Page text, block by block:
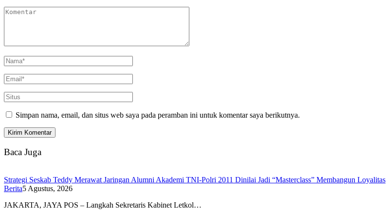
Simpan nama, email, dan situs web saya pada peramban ini untuk komentar saya berikutnya.
Baca Juga
Strategi Seskab Teddy Merawat Jaringan Alumni Akademi TNI-Polri 2011 Dinilai Jadi “Masterclass” Membangun Loyalitas
Berita5 Agustus, 2026
JAKARTA, JAYA POS – Langkah Sekretaris Kabinet Letkol…